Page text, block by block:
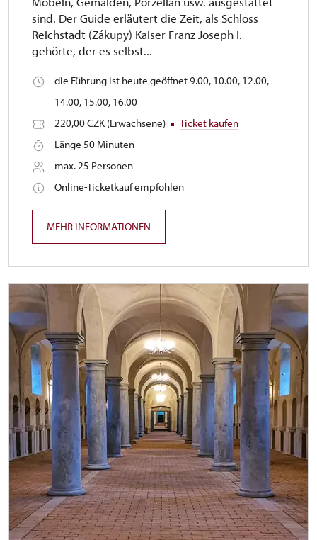
sind. Der Guide erläutert die Zeit, als Schloss
Reichstadt (Zákupy) Kaiser Franz Joseph I.
gehörte, der es selbst...
die Führung ist heute geöffnet 9.00, 10.00, 12.00,
14.00, 15.00, 16.00
220,00 CZK (Erwachsene)
Ticket kaufen
Länge 50 Minuten
max. 25 Personen
Online-Ticketkauf empfohlen
MEHR INFORMATIONEN